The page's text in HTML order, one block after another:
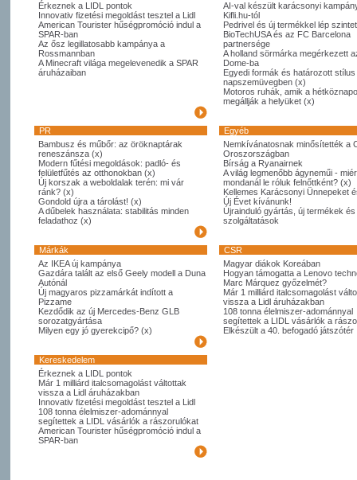
Érkeznek a LIDL pontok
Innovativ fizetési megoldást tesztel a Lidl
American Tourister hűségpromóció indul a
SPAR-ban
Az ősz legillatosabb kampánya a
Rossmannban
A Minecraft világa megelevenedik a SPAR
áruházaiban
AI-val készült karácsonyi
Kifli.hu-tól
Pedrivel és új termékkel lép
BioTechUSA és az FC Barcelona
partnersége
A holland sörmárka megérkezett
Dome-ba
Egyedi formák és határozott
napszemüvegben (x)
Motoros ruhák, amik a
megállják a helyüket (x)
PR
Egyéb
Bambusz és műbőr: az öröknaptárak
reneszánsza (x)
Modern fűtési megoldások: padló- és
felületfűtés az otthonokban (x)
Új korszak a weboldalak terén: mi vár
ránk? (x)
Gondold újra a tárolást! (x)
A dűbelek használata: stabilitás minden
feladathoz (x)
Nemkívánatosnak minősítették a
Oroszországban
Bírság a Ryanairnek
A világ legmenőbb ágyneműi -
mondanál le róluk felnőttként? (x)
Kellemes Karácsonyi Ünnepeket
Új Évet kívánunk!
Újrainduló gyártás, új termékek és
szolgáltatások
Márkák
CSR
Az IKEA új kampánya
Gazdára talált az első Geely modell a Duna
Autónál
Új magyaros pizzamárkát indított a
Pizzame
Kezdődik az új Mercedes-Benz GLB
sorozatgyártása
Milyen egy jó gyerekcipő? (x)
Magyar diákok Koreában
Hogyan támogatta a Lenovo
Marc Márquez győzelmét?
Már 1 milliárd italcsomagolást
vissza a Lidl áruházakban
108 tonna élelmiszer-adománnyal
segítettek a LIDL vásárlók a
Elkészült a 40. befogadó játszótér
Kereskedelem
Érkeznek a LIDL pontok
Már 1 milliárd italcsomagolást váltottak
vissza a Lidl áruházakban
Innovativ fizetési megoldást tesztel a Lidl
108 tonna élelmiszer-adománnyal
segítettek a LIDL vásárlók a rászorulókat
American Tourister hűségpromóció indul a
SPAR-ban